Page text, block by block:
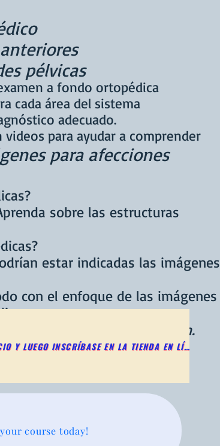
pélvicas
a fondo ortopédica
cada área del sistema
adecuado.
para ayudar a comprender
para afecciones
sobre las estructuras
estar indicadas las imágenes
con el enfoque de las imágenes
se diagnostican ni se tratan.
COMPLETE EL FORMULARIO DE MIEMBRO EN LA PÁGINA DE INICIO Y LUEGO INSCRÍBASE EN LA TIENDA EN LÍNEA.
course today!